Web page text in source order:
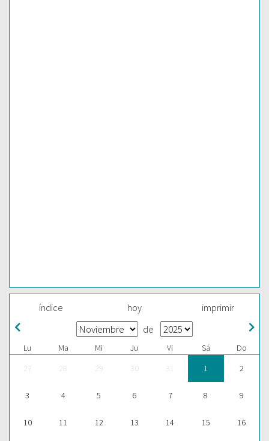
índice hoy imprimir
de
Lu Ma Mi Ju Vi Sá
Do
27
28 29 30 31 1 2
3 4 5 6 7 8 9
10 11 12 13 14 15 16